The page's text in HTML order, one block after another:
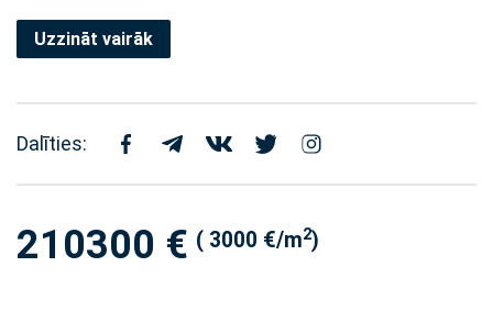
Uzzināt vairāk
Dalīties:
210300 € ( 3000 €/m2)